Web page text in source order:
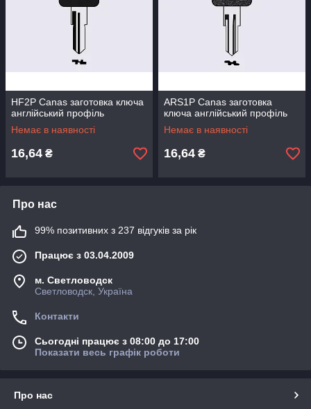
HF2P Canas заготовка ключа
англійський профіль
Немає в наявності
16,64 ₴
ARS1P Canas заготовка
ключа англійський профіль
Немає в наявності
16,64 ₴
Про нас
99% позитивних з 237 відгуків за рік
Працює з 03.04.2009
м. Светловодск
Светловодск, Україна
Контакти
Сьогодні працює з 08:00 до 17:00
Показати весь графік роботи
Про нас